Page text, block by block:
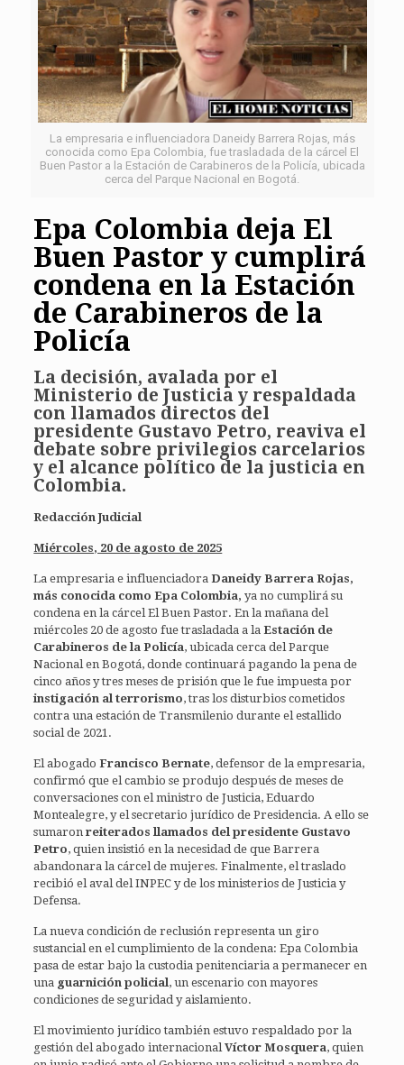
La empresaria e influenciadora Daneidy Barrera Rojas, más
conocida como Epa Colombia, fue trasladada de la cárcel El
Buen Pastor a la Estación de Carabineros de la Policía, ubicada
cerca del Parque Nacional en Bogotá.
Epa Colombia deja El
Buen Pastor y cumplirá
condena en la Estación
de Carabineros de la
Policía
La decisión, avalada por el
Ministerio de Justicia y respaldada
con llamados directos del
presidente Gustavo Petro, reaviva el
debate sobre privilegios carcelarios
y el alcance político de la justicia en
Colombia.
Redacción Judicial
Miércoles, 20 de agosto de 2025
La empresaria e influenciadoraDaneidy Barrera Rojas,
más conocida comoEpa Colombia, ya no cumplirá su
condena en la cárcel El Buen Pastor. En la mañana del
miércoles 20 de agosto fue trasladada a laEstación de
Carabineros de la Policía, ubicada cerca del Parque
Nacional en Bogotá, donde continuará pagando la pena de
cinco años y tres meses de prisión que le fue impuesta por
instigación al terrorismo, tras los disturbios cometidos
contra una estación de Transmilenio durante el estallido
social de 2021.
El abogadoFrancisco Bernate, defensor de la empresaria,
confirmó que el cambio se produjo después de meses de
conversaciones con el ministro de Justicia, Eduardo
Montealegre, y el secretario jurídico de Presidencia. A ello se
sumaronreiterados llamados del presidente Gustavo
Petro, quien insistió en la necesidad de que Barrera
abandonara la cárcel de mujeres. Finalmente, el traslado
recibió el aval del INPEC y de los ministerios de Justicia y
Defensa.
La nueva condición de reclusión representa un giro
sustancial en el cumplimiento de la condena: Epa Colombia
pasa de estar bajo la custodia penitenciaria a permanecer en
una guarnición policial, un escenario con mayores
condiciones de seguridad y aislamiento.
El movimiento jurídico también estuvo respaldado por la
gestión del abogado internacionalVíctor Mosquera, quien